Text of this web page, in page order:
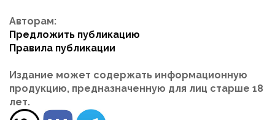
Авторам:
Предложить публикацию
Правила публикации
Издание может содержать информационную
продукцию, предназначенную для лиц старше 18
лет.